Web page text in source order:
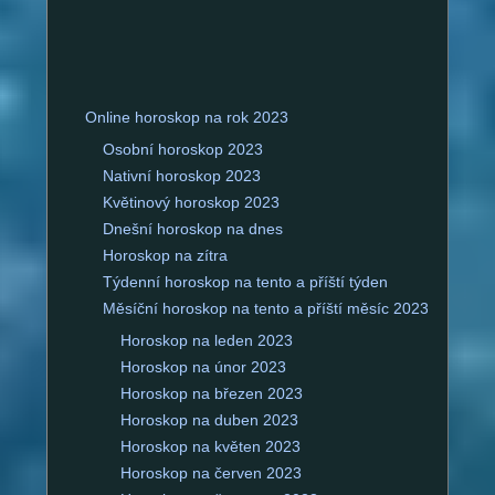
Online horoskop na rok 2023
Osobní horoskop 2023
Nativní horoskop 2023
Květinový horoskop 2023
Dnešní horoskop na dnes
Horoskop na zítra
Týdenní horoskop na tento a příští týden
Měsíční horoskop na tento a příští měsíc 2023
Horoskop na leden 2023
Horoskop na únor 2023
Horoskop na březen 2023
Horoskop na duben 2023
Horoskop na květen 2023
Horoskop na červen 2023